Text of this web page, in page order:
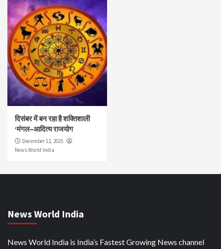
दिसंबर में बन रहा है शक्तिशाली
‘मंगल–आदित्य राजयोग
December 12, 2025
News World India
News World India
News World India is India’s Fastest Growing News channel